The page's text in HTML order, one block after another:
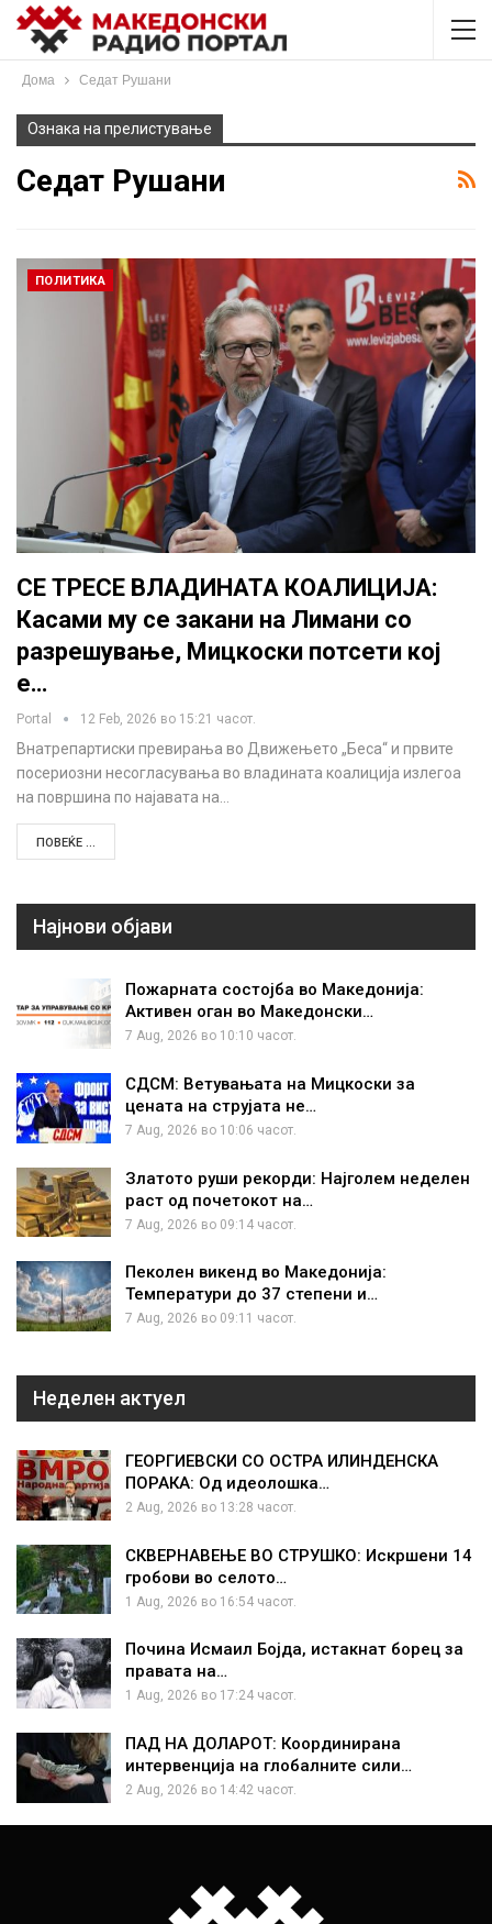
Дома Седат Рушани
Ознака на прелистување
Седат Рушани
ПОЛИТИКА
СЕ ТРЕСЕ ВЛАДИНАТА КОАЛИЦИЈА:
Касами му се закани на Лимани со
разрешување, Мицкоски потсети кој
е…
Portal 12 Feb, 2026 во 15:21 часот.
Внатрепартиски превирања во Движењето „Беса“ и првите
посериозни несогласувања во владината коалиција излегоа
на површина по најавата на…
ПОВЕЌЕ ...
Најнови објави
Пожарната состојба во Македонија:
Активен оган во Македонски…
7 Aug, 2026 во 10:10 часот.
СДСМ: Ветувањата на Мицкоски за
цената на струјата не…
7 Aug, 2026 во 10:06 часот.
Златото руши рекорди: Најголем неделен
раст од почетокот на…
7 Aug, 2026 во 09:14 часот.
Пеколен викенд во Македонија:
Температури до 37 степени и…
7 Aug, 2026 во 09:11 часот.
Неделен актуел
ГЕОРГИЕВСКИ СО ОСТРА ИЛИНДЕНСКА
ПОРАКА: Од идеолошка…
2 Aug, 2026 во 13:28 часот.
СКВЕРНАВЕЊЕ ВО СТРУШКО: Искршени 14
гробови во селото…
1 Aug, 2026 во 16:54 часот.
Почина Исмаил Бојда, истакнат борец за
правата на…
1 Aug, 2026 во 17:24 часот.
ПАД НА ДОЛАРОТ: Координирана
интервенција на глобалните сили…
2 Aug, 2026 во 14:42 часот.